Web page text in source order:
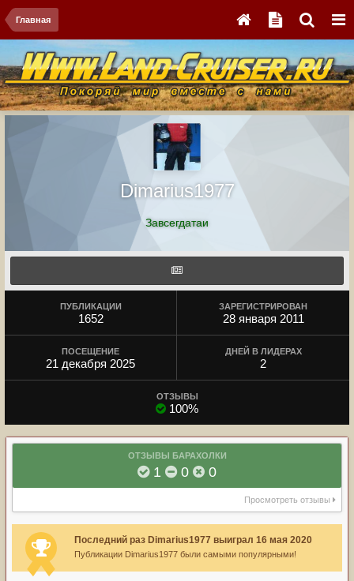
Главная
Dimarius1977
Завсегдатаи
ПУБЛИКАЦИИ
1652
ЗАРЕГИСТРИРОВАН
28 января 2011
ПОСЕЩЕНИЕ
21 декабря 2025
ДНЕЙ В ЛИДЕРАХ
2
ОТЗЫВЫ
100%
ОТЗЫВЫ БАРАХОЛКИ
1 0 0
Просмотреть отзывы
Последний раз Dimarius1977 выиграл 16 мая 2020
Публикации Dimarius1977 были самыми популярными!